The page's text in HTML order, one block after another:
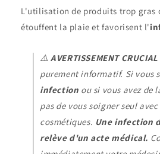
L'utilisation de produits trop gras
étouffent la plaie et favorisent l'
⚠️AVERTISSEMENT
purement informatif. Si vous
infection ou si vous avez de
pas de vous soigner seul avec
cosmétiques. Une infection
relève d'un acte médical.